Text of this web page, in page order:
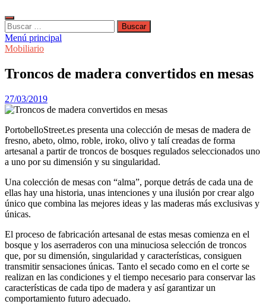
Buscar:
Menú principal
Mobiliario
Troncos de madera convertidos en mesas
27/03/2019
PortobelloStreet.es presenta una colección de mesas de madera de
fresno, abeto, olmo, roble, iroko, olivo y talí creadas de forma
artesanal a partir de troncos de bosques regulados seleccionados uno
a uno por su dimensión y su singularidad.
Una colección de mesas con “alma”, porque detrás de cada una de
ellas hay una historia, unas intenciones y una ilusión por crear algo
único que combina las mejores ideas y las maderas más exclusivas y
únicas.
El proceso de fabricación artesanal de estas mesas comienza en el
bosque y los aserraderos con una minuciosa selección de troncos
que, por su dimensión, singularidad y características, consiguen
transmitir sensaciones únicas. Tanto el secado como en el corte se
realizan en las condiciones y el tiempo necesario para conservar las
características de cada tipo de madera y así garantizar un
comportamiento futuro adecuado.